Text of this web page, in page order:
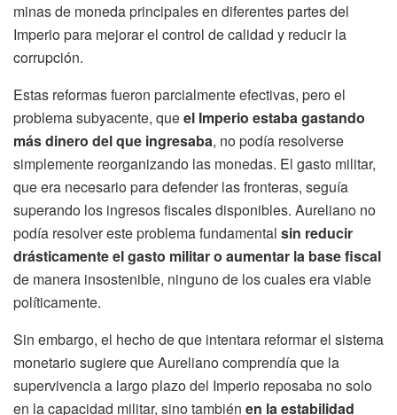
minas de moneda principales en diferentes partes del
Imperio para mejorar el control de calidad y reducir la
corrupción.
Estas reformas fueron parcialmente efectivas, pero el
problema subyacente, queel Imperio estaba gastando
más dinero del que ingresaba, no podía resolverse
simplemente reorganizando las monedas. El gasto militar,
que era necesario para defender las fronteras, seguía
superando los ingresos fiscales disponibles. Aureliano no
podía resolver este problema fundamental sin reducir
drásticamente el gasto militar o aumentar la base fiscal
de manera insostenible, ninguno de los cuales era viable
políticamente.
Sin embargo, el hecho de que intentara reformar el sistema
monetario sugiere que Aureliano comprendía que la
supervivencia a largo plazo del Imperio reposaba no solo
en la capacidad militar, sino también en la estabilidad